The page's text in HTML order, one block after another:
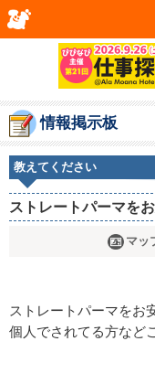
情報掲示板
教えてください
ストレートパーマを
マッ
ストレートパーマをお
個人でされてる方など